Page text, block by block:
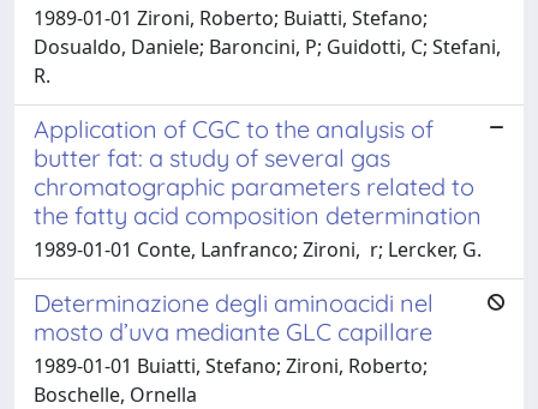
1989-01-01 Zironi, Roberto; Buiatti, Stefano;
Dosualdo, Daniele; Baroncini, P; Guidotti, C; Stefani,
R.
Application of CGC to the analysis of
butter fat: a study of several gas
chromatographic parameters related to
the fatty acid composition determination
1989-01-01 Conte, Lanfranco; Zironi, r; Lercker, G.
Determinazione degli aminoacidi nel
mosto d’uva mediante GLC capillare
1989-01-01 Buiatti, Stefano; Zironi, Roberto;
Boschelle, Ornella